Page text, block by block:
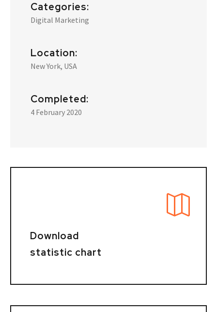
Categories:
Digital Marketing
Location:
New York, USA
Completed:
4 February 2020
Download
statistic chart